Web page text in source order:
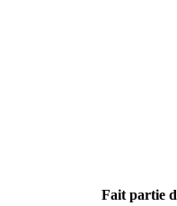
Fait partie